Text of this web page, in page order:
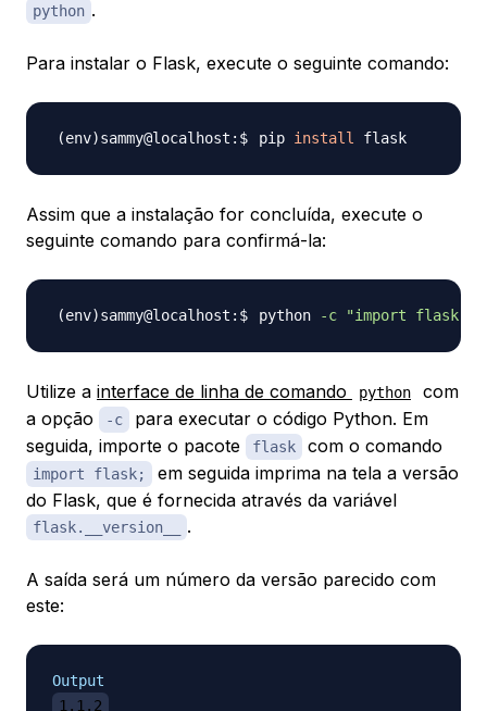
python .
Para instalar o Flask, execute o seguinte comando:
pip install
Assim que a instalação for concluída, execute o
seguinte comando para confirmá-la:
python -c "import flask;
Utilize a interface de linha de comando python
com
a opção
-c
para executar o código Python. Em
seguida, importe o pacote
flask com o comando
import flask;
em seguida imprima na tela a versão
do Flask, que é fornecida através da variável
flask.__version__ .
A saída será um número da versão parecido com
este:
Output
1.1.2